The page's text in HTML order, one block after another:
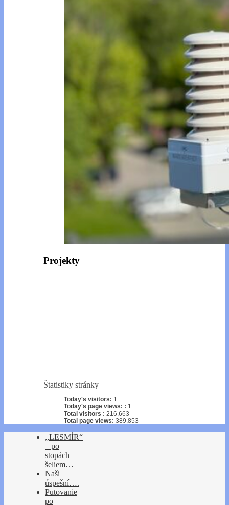
Projekty
Štatistiky stránky
Today's visitors: 1
Today's page views: : 1
Total visitors : 216,663
Total page views: 389,853
,,LESMÍR“
– po
stopách
šeliem…
Naši
úspešní….
Putovanie
po